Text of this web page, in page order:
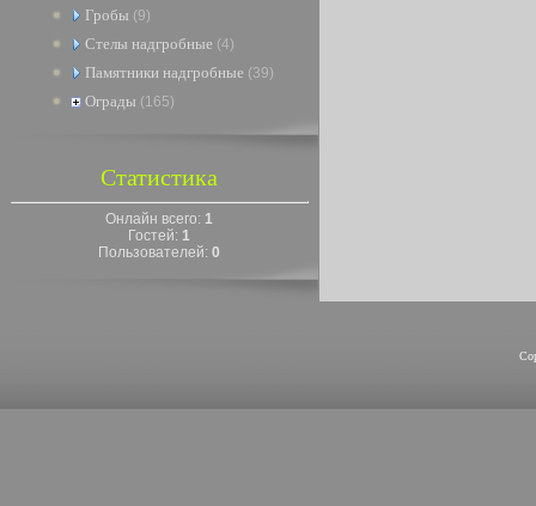
Гробы (9)
Стелы надгробные (4)
Памятники надгробные (39)
Ограды (165)
Статистика
Онлайн всего: 1
Гостей: 1
Пользователей:0